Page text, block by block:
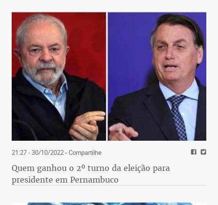
21:27 - 30/10/2022- Compartilhe
Quem ganhou o 2º turno da eleição para
presidente em Pernambuco